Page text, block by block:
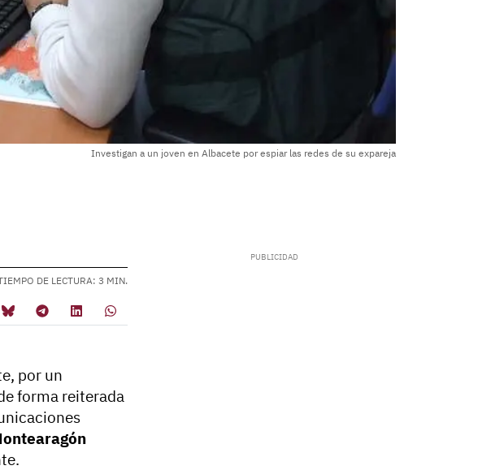
Investigan a un joven en Albacete por espiar las redes de su expareja
DE LECTURA: 3 MIN.
por un
forma reiterada